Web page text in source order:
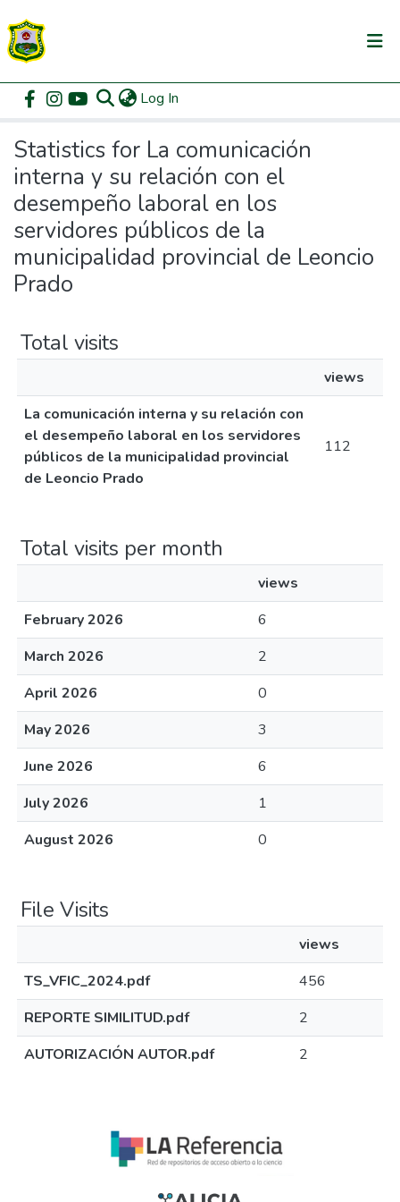
Log In
Communities & Collections
All of DSpace
Home Statistics
Statistics for La comunicación
interna y su relación con el
desempeño laboral en los
servidores públicos de la
municipalidad provincial de Leoncio
Prado
Total visits
views
La comunicación interna y su relación con
el desempeño laboral en los servidores
públicos de la municipalidad provincial
de Leoncio Prado
112
Total visits per month
views
February 2026
6
March 2026
2
April 2026
0
May 2026
3
June 2026
6
July 2026
1
August 2026
0
File Visits
views
TS_VFIC_2024.pdf
456
REPORTE SIMILITUD.pdf
2
AUTORIZACIÓN AUTOR.pdf
2